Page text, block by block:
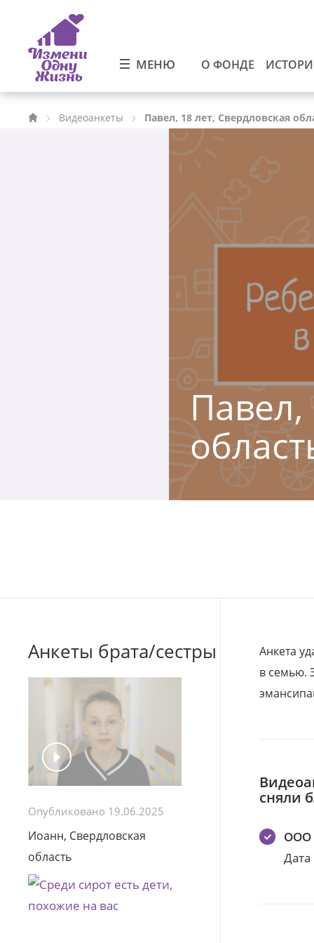
МЕНЮ О ФОНДЕ
Видеоанкеты Павел, 18 лет, Свердловская
Павел,
Анкеты брата/сестры
Опубликовано 19.06.2025
Иоанн, Свердловская
область
Анкета
в семью.
сняли
ООО